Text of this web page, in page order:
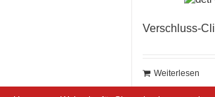
Verschluss-
Weiterlesen